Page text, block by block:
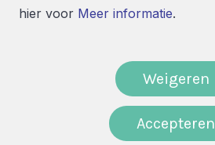
Parkeren Helmond 2026
Privacyverklaring
hier voor Meer informatie.
Weigeren
Accepteren